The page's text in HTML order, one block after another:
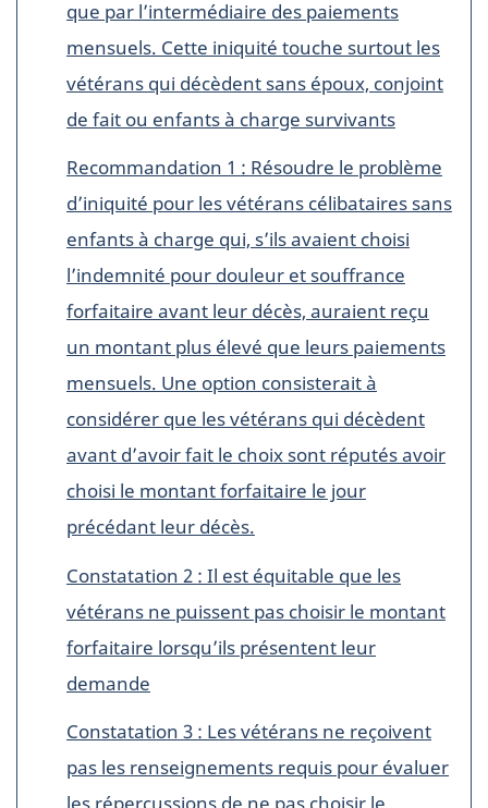
que par l’intermédiaire des paiements
mensuels. Cette iniquité touche surtout les
vétérans qui décèdent sans époux, conjoint
de fait ou enfants à charge survivants
Recommandation 1 : Résoudre le problème
d’iniquité pour les vétérans célibataires sans
enfants à charge qui, s’ils avaient choisi
l’indemnité pour douleur et souffrance
forfaitaire avant leur décès, auraient reçu
un montant plus élevé que leurs paiements
mensuels. Une option consisterait à
considérer que les vétérans qui décèdent
avant d’avoir fait le choix sont réputés avoir
choisi le montant forfaitaire le jour
précédant leur décès.
Constatation 2 : Il est équitable que les
vétérans ne puissent pas choisir le montant
forfaitaire lorsqu’ils présentent leur
demande
Constatation 3 : Les vétérans ne reçoivent
pas les renseignements requis pour évaluer